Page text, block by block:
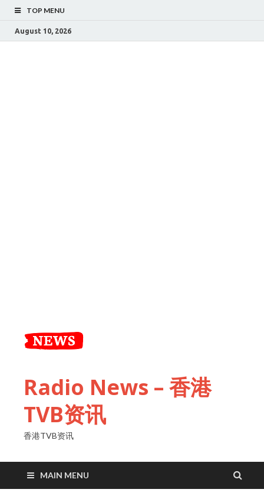
TOP MENU
August 10, 2026
Radio News – 香港
TVB资讯
香港TVB资讯
MAIN MENU